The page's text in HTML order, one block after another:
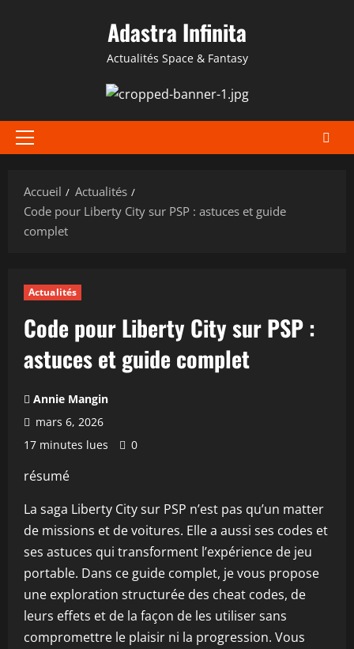
Adastra Infinita
Actualités Space & Fantasy
Menu
Accueil
Actualités
Code pour Liberty City sur PSP : astuces et guide
complet
Actualités
Code pour Liberty City sur PSP :
astuces et guide complet
Annie Mangin
mars 6, 2026
17 minutes lues
0
résumé
La saga Liberty City sur PSP n’est pas qu’un matter
de missions et de voitures. Elle a aussi ses codes et
ses astuces qui transforment l’expérience de jeu
portable. Dans ce guide complet, je vous propose
une exploration structurée des cheat codes, de
leurs effets et de la façon de les utiliser sans
compromettre le plaisir ni la progression. Vous